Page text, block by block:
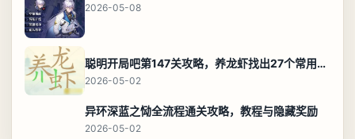
2026-05-08
聪明开局吧第147关攻略，养龙虾找出27个常用字通关答案
2026-05-02
异环深蓝之恸全流程通关攻略，教程与隐藏奖励
2026-05-02